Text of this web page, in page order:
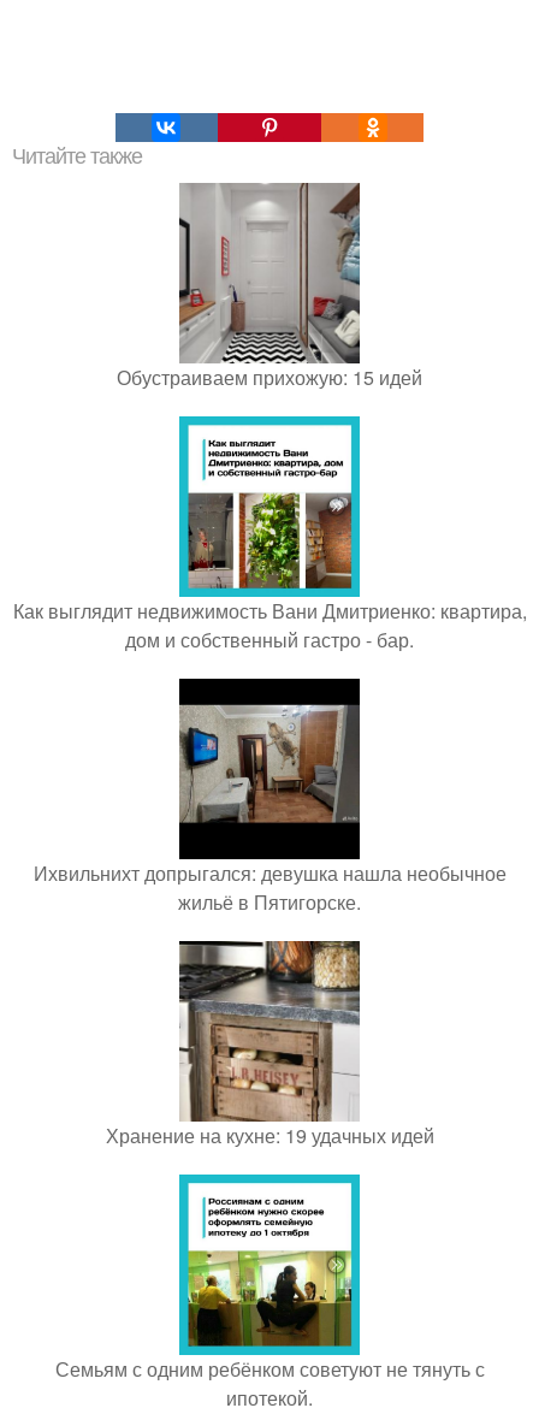
Читайте также
Обустраиваем прихожую: 15 идей
Как выглядит недвижимость Вани Дмитриенко: квартира,
дом и собственный гастро - бар.
Ихвильнихт допрыгался: девушка нашла необычное
жильё в Пятигорске.
Хранение на кухне: 19 удачных идей
Семьям с одним ребёнком советуют не тянуть с
ипотекой.